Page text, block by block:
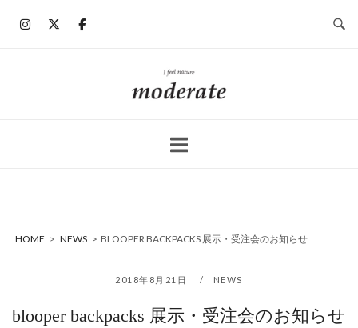
ホ
ー
HOME > NEWS > BLOOPER BACKPACKS 展示・受注会のお知らせ
2018年8月21日 NEWS
blooper backpacks 展示・受注会のお知らせ